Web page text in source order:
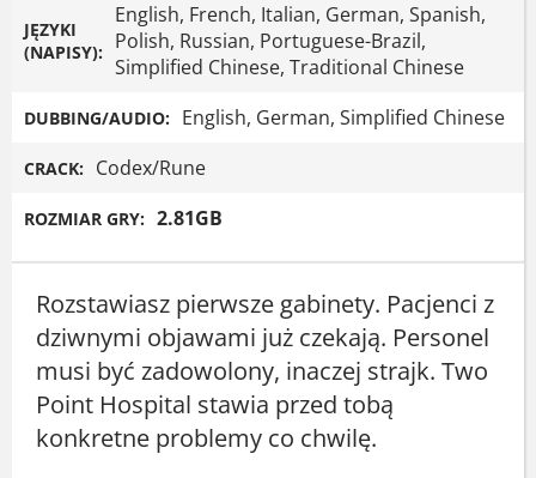
JĘZYKI
(NAPISY):
English, French, Italian, German, Spanish,
Polish, Russian, Portuguese-Brazil,
Simplified Chinese, Traditional Chinese
DUBBING/AUDIO: English, German, Simplified Chinese
CRACK: Codex/Rune
ROZMIAR GRY: 2.81GB
Rozstawiasz pierwsze gabinety. Pacjenci z
dziwnymi objawami już czekają. Personel
musi być zadowolony, inaczej strajk. Two
Point Hospital stawia przed tobą
konkretne problemy co chwilę.